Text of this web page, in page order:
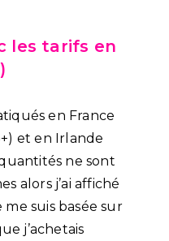
les tarifs en
en France
et en Irlande
ne sont
alors j’ai affiché
me suis basée sur
j’achetais